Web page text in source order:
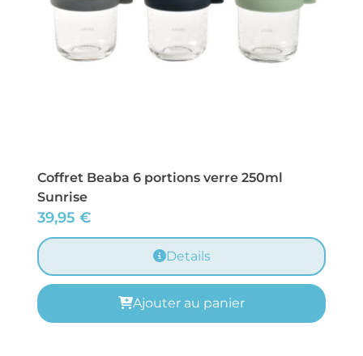
Coffret Beaba 6 portions verre 250ml
Sunrise
39,95 €
Details
Ajouter au panier